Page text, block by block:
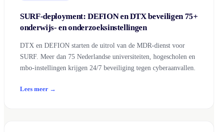
SURF-deployment: DEFION en DTX beveiligen 75+
onderwijs- en onderzoeksinstellingen
DTX en DEFION starten de uitrol van de MDR-dienst voor
SURF. Meer dan 75 Nederlandse universiteiten, hogescholen en
mbo-instellingen krijgen 24/7 beveiliging tegen cyberaanvallen.
Lees meer →